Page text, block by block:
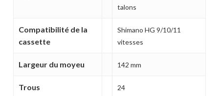
Votre panier est vide.
talons
Compatibilité de la
cassette
Shimano HG 9/10/11
vitesses
Largeur du moyeu 142 mm
Trous 24